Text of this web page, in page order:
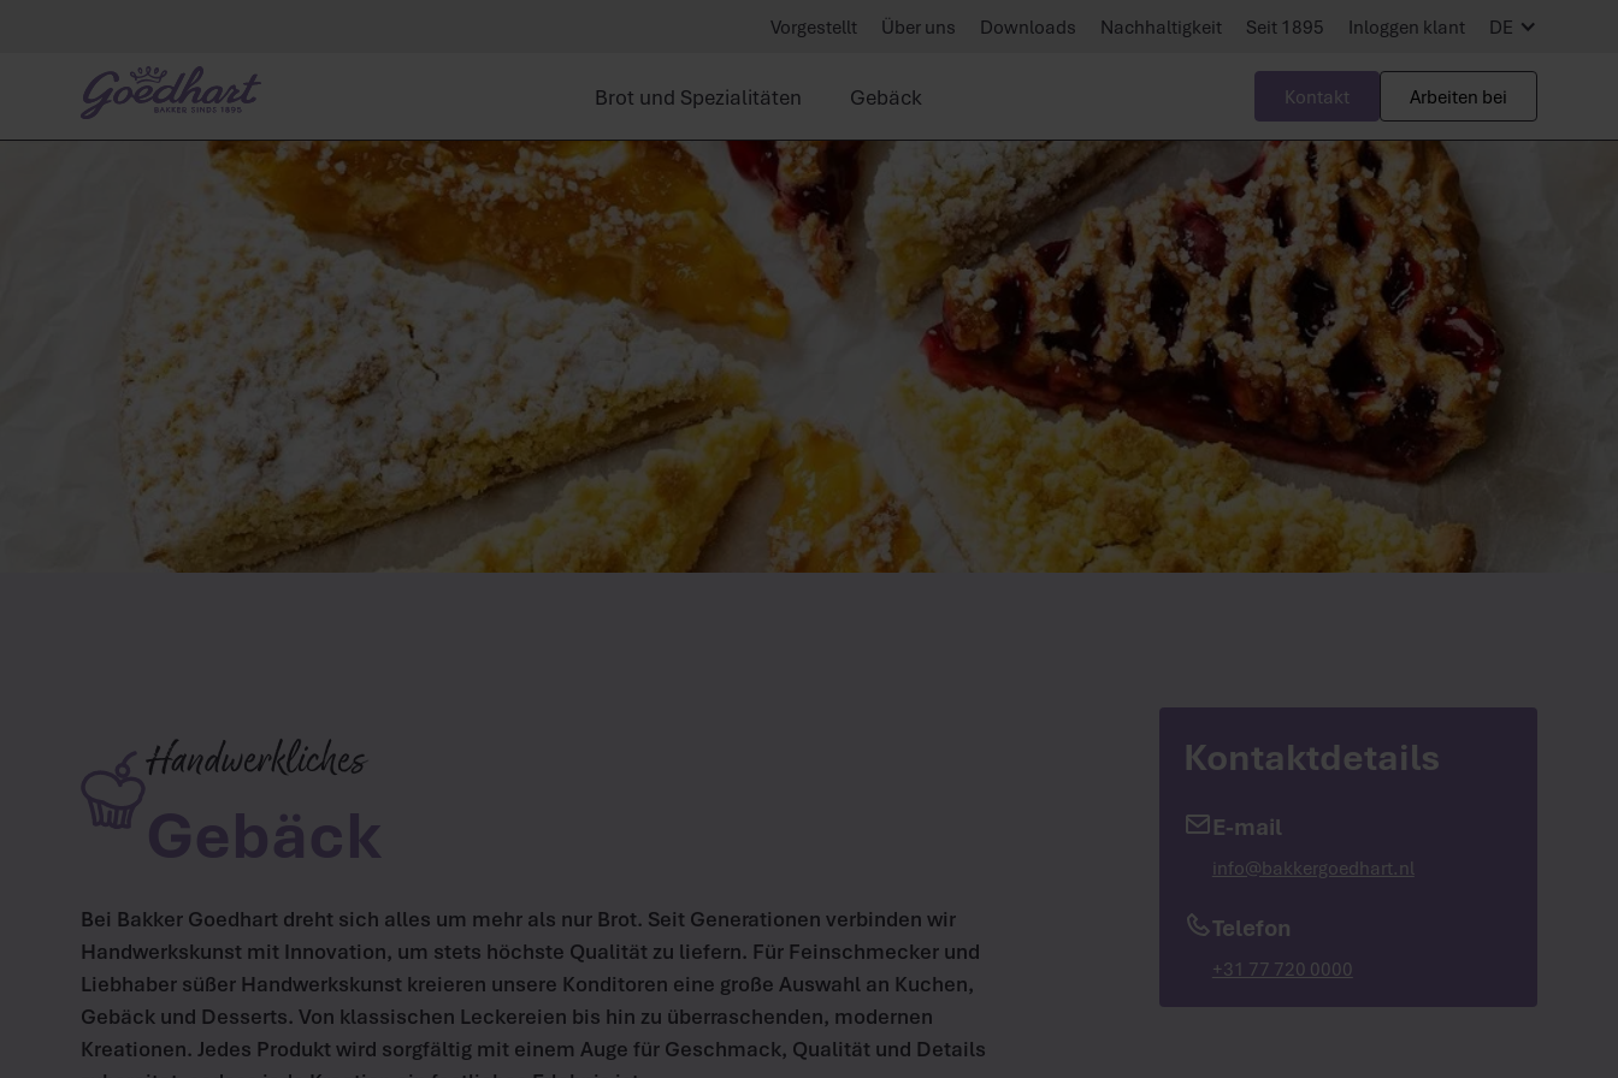
Brot und Spezialitäten Gebäck
Vorgestellt Über uns Downloads Nachhaltigkeit Seit 1895 Inloggen klant DE
Kontakt Arbeiten bei
Handwerkliches
Gebäck
Bei Bakker Goedhart dreht sich alles um mehr als nur Brot. Seit Generationen verbinden wir
Handwerkskunst mit Innovation, um stets höchste Qualität zu liefern. Für Feinschmecker und
Liebhaber süßer Handwerkskunst kreieren unsere Konditoren eine große Auswahl an Kuchen,
Gebäck und Desserts. Von klassischen Leckereien bis hin zu überraschenden, modernen
Kreationen. Jedes Produkt wird sorgfältig mit einem Auge für Geschmack, Qualität und Details
Kontaktdetails
E-mail
info@bakkergoedhart.nl
Telefon
+31 77 720 0000